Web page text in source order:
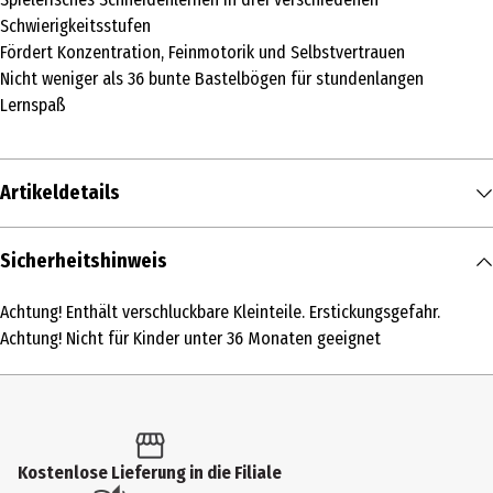
Schwierigkeitsstufen
Fördert Konzentration, Feinmotorik und Selbstvertrauen
Nicht weniger als 36 bunte Bastelbögen für stundenlangen
Lernspaß
Artikeldetails
Inhalt
Produkttyp
Artikelnummer des Herstellers
Sicherheitshinweis
Achtung! Enthält verschluckbare Kleinteile. Erstickungsgefahr.
Achtung! Nicht für Kinder unter 36 Monaten geeignet
Kostenlose Lieferung in die Filiale